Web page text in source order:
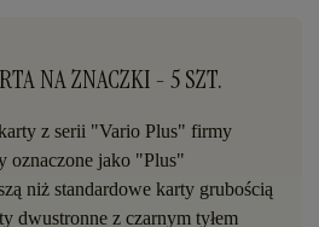
NA ZNACZKI - 5 SZT.
z serii "Vario Plus" firmy
jako "Plus"
niż standardowe karty grubością
dwustronne z czarnym tyłem